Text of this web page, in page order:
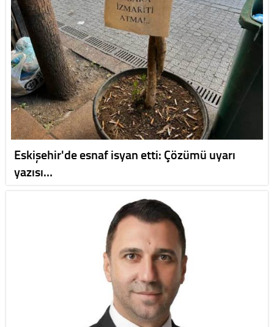
Eskişehir'de esnaf isyan etti: Çözümü uyarı
yazısı…